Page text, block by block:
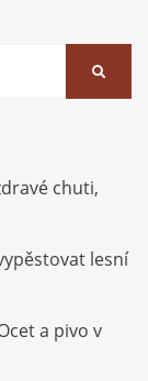
chuti,
lesní
a pivo v